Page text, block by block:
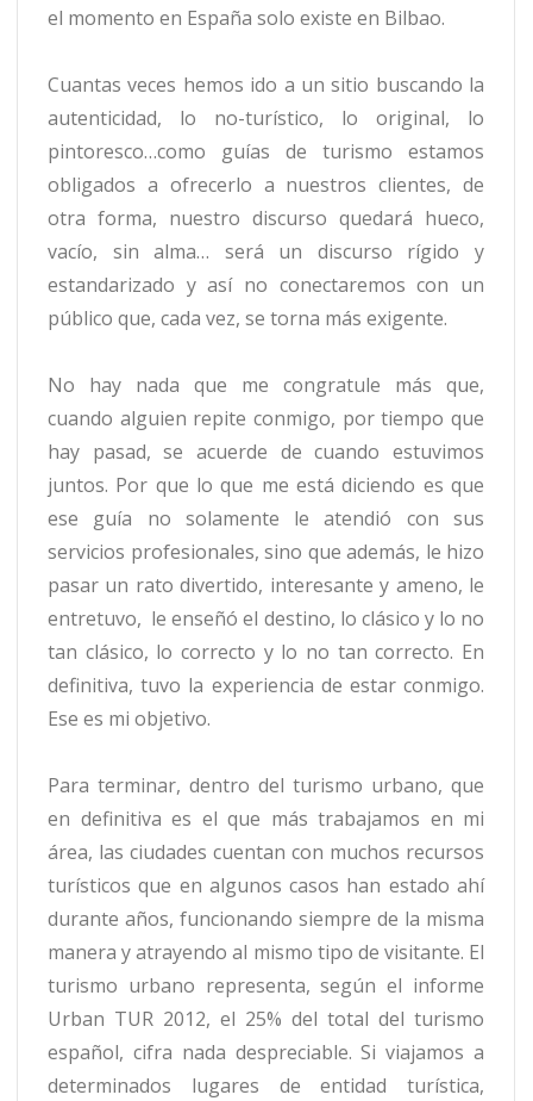
el momento en España solo existe en Bilbao.
Cuantas veces hemos ido a un sitio buscando la
autenticidad, lo no-turístico, lo original, lo
pintoresco…como guías de turismo estamos
obligados a ofrecerlo a nuestros clientes, de
otra forma, nuestro discurso quedará hueco,
vacío, sin alma… será un discurso rígido y
estandarizado y así no conectaremos con un
público que, cada vez, se torna más exigente.
No hay nada que me congratule más que,
cuando alguien repite conmigo, por tiempo que
hay pasad, se acuerde de cuando estuvimos
juntos. Por que lo que me está diciendo es que
ese guía no solamente le atendió con sus
servicios profesionales, sino que además, le hizo
pasar un rato divertido, interesante y ameno, le
entretuvo, le enseñó el destino, lo clásico y lo no
tan clásico, lo correcto y lo no tan correcto. En
definitiva, tuvo la experiencia de estar conmigo.
Ese es mi objetivo.
Para terminar, dentro del turismo urbano, que
en definitiva es el que más trabajamos en mi
área, las ciudades cuentan con muchos recursos
turísticos que en algunos casos han estado ahí
durante años, funcionando siempre de la misma
manera y atrayendo al mismo tipo de visitante. El
turismo urbano representa, según el informe
Urban TUR 2012, el 25% del total del turismo
español, cifra nada despreciable. Si viajamos a
determinados lugares de entidad turística,